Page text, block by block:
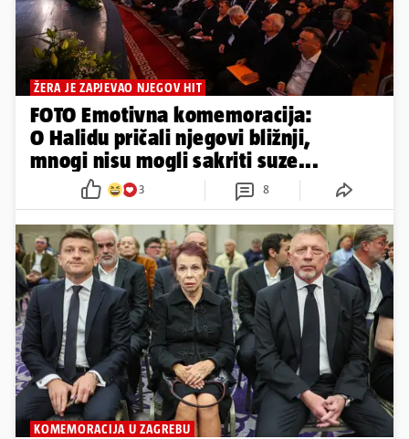
ŽERA JE ZAPJEVAO NJEGOV HIT
FOTO Emotivna komemoracija:
O Halidu pričali njegovi bližnji,
mnogi nisu mogli sakriti suze...
3 8
KOMEMORACIJA U ZAGREBU